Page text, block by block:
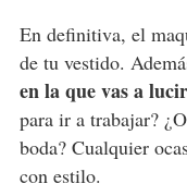
En definitiva, el
de tu vestido.
en la que vas a
para ir a trabajar?
boda? Cualquier
con estilo.